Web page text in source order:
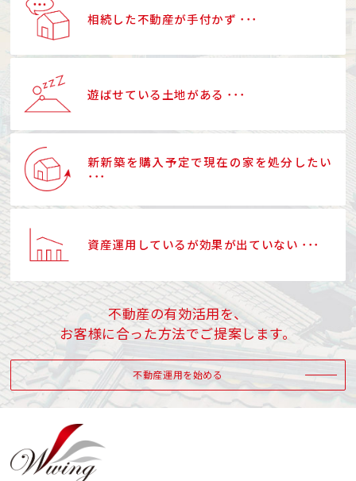
相続した不動産が手付かず ･･･
遊ばせている土地がある ･･･
新新築を購入予定で現在の家を処分したい
･･･
資産運用しているが効果が出ていない ･･･
不動産の有効活用を、
お客様に合った方法でご提案します。
不動産運用を始める